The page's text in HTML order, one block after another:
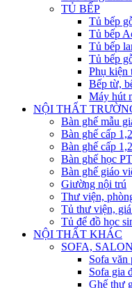
TỦ BẾP
Tủ bếp
Tủ bếp
Tủ bếp
Tủ bếp
Phụ kiện
Bếp từ,
Máy hút
NỘI THẤT
Bàn ghế mẫu
Bàn ghế cấp
Bàn ghế cấp
Bàn ghế học
Bàn ghế giáo
Giường nội trú
Thư viện,
Tủ thư viện,
Tủ để đồ học
NỘI THẤT KHÁC
SOFA, SALON
Sofa văn
Sofa gia
Ghế thư